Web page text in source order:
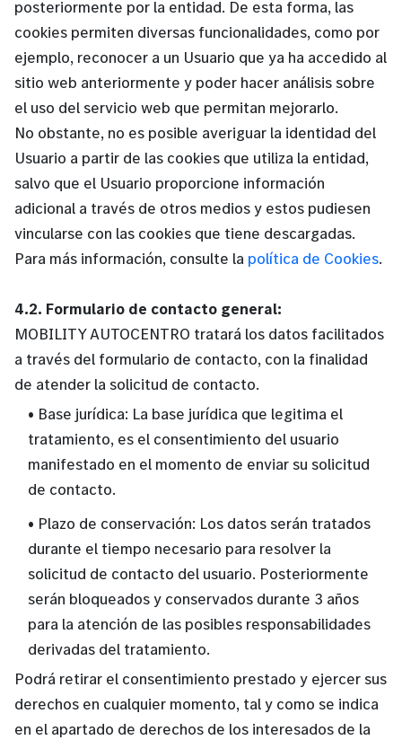
posteriormente por la entidad. De esta forma, las
cookies permiten diversas funcionalidades, como por
ejemplo, reconocer a un Usuario que ya ha accedido al
sitio web anteriormente y poder hacer análisis sobre
el uso del servicio web que permitan mejorarlo.
No obstante, no es posible averiguar la identidad del
Usuario a partir de las cookies que utiliza la entidad,
salvo que el Usuario proporcione información
adicional a través de otros medios y estos pudiesen
vincularse con las cookies que tiene descargadas.
Para más información, consulte la política de Cookies.
4.2. Formulario de contacto general:
MOBILITY AUTOCENTRO tratará los datos facilitados
a través del formulario de contacto, con la finalidad
de atender la solicitud de contacto.
• Base jurídica: La base jurídica que legitima el
tratamiento, es el consentimiento del usuario
manifestado en el momento de enviar su solicitud
de contacto.
• Plazo de conservación: Los datos serán tratados
durante el tiempo necesario para resolver la
solicitud de contacto del usuario. Posteriormente
serán bloqueados y conservados durante 3 años
para la atención de las posibles responsabilidades
derivadas del tratamiento.
Podrá retirar el consentimiento prestado y ejercer sus
derechos en cualquier momento, tal y como se indica
en el apartado de derechos de los interesados de la